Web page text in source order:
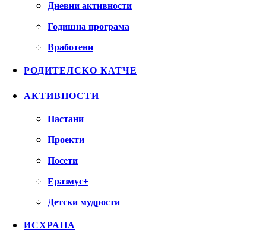
Дневни активности
Годишна програма
Вработени
РОДИТЕЛСКО КАТЧЕ
АКТИВНОСТИ
Настани
Проекти
Посети
Еразмус+
Детски мудрости
ИСХРАНА